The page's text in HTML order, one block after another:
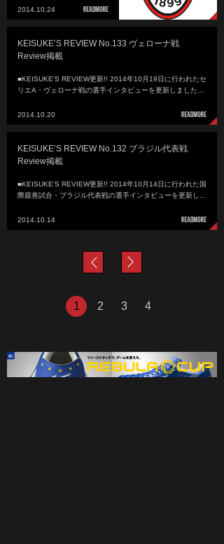
2014.10.24
KEISUKE’S REVIEW No.133 ヴェローナ戦
Review掲載
■KEISUKE'S REVIEW更新!! 2014年10月19日に行われたセ
リエA・ヴェローナ戦の選手インタビューを更新しました…
2014.10.20
KEISUKE’S REVIEW No.132 ブラジル代表戦
Review掲載
■KEISUKE'S REVIEW更新!! 2014年10月14日に行われた国
際親善試合・ブラジル代表戦の選手インタビューを更新し…
2014.10.14
1 2 3 4